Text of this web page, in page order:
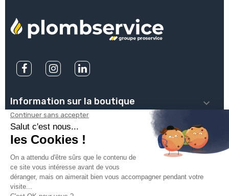
Information sur la boutique 
PLOMBSERVICE 
INFOS PRATIQUES 
VOTRE COMPTE 